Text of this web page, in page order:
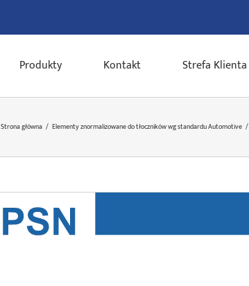
Produkty Kontakt Strefa Klienta
Strona główna / Elementy znormalizowane do tłoczników wg standardu Automotive /